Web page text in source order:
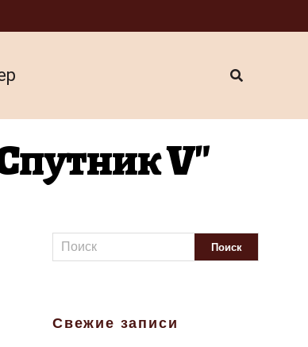
V"
Свежие записи